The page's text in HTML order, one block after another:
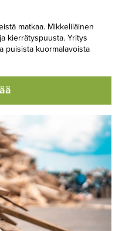
matkaa. Mikkeliläinen
kierrätyspuusta. Yritys
puisista kuormalavoista